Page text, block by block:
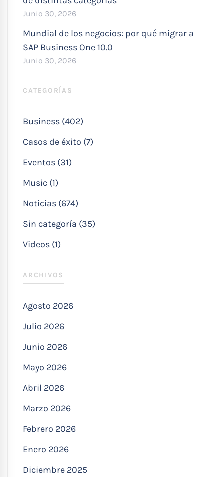
Junio 30, 2026
Mundial de los negocios: por qué migrar a
SAP Business One 10.0
Junio 30, 2026
CATEGORÍAS
Business (402)
Casos de éxito (7)
Eventos (31)
Music (1)
Noticias (674)
Sin categoría (35)
Videos (1)
ARCHIVOS
Agosto 2026
Julio 2026
Junio 2026
Mayo 2026
Abril 2026
Marzo 2026
Febrero 2026
Enero 2026
Diciembre 2025